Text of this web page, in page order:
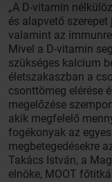
„A D-vitamin
és alapvető
valamint az
Mivel a D-vitamin
szükséges kalcium
életszakaszban a
csonttömeg elérése
megelőzése
akik megfelelő
fogékonyak az
megbetegedésekre
Takács István, a
elnöke, MOOT